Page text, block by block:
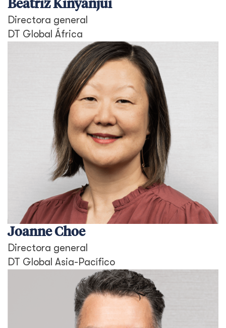
Beatriz Kinyanjui
Directora general
DT Global África
Joanne Choe
Directora general
DT Global Asia-Pacífico